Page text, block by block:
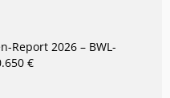
Report 2026 – BWL-
€